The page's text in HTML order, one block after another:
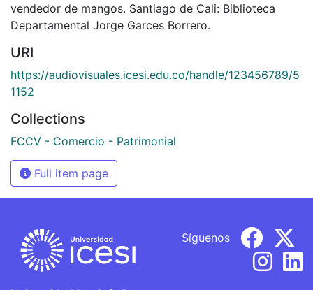
vendedor de mangos. Santiago de Cali: Biblioteca
Departamental Jorge Garces Borrero.
URI
https://audiovisuales.icesi.edu.co/handle/123456789/5
1152
Collections
FCCV - Comercio - Patrimonial
Full item page
Síguenos